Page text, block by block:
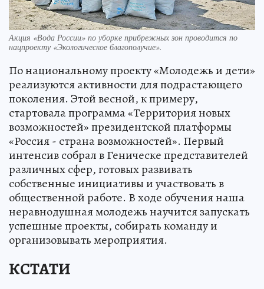
Акция «Вода России» по уборке прибрежных зон проводится по
нацпроекту «Экологическое благополучие».
По национальному проекту «Молодежь и дети»
реализуются активности для подрастающего
поколения. Этой весной, к примеру,
стартовала программа «Территория новых
возможностей» президентской платформы
«Россия - страна возможностей». Первый
интенсив собрал в Геническе представителей
различных сфер, готовых развивать
собственные инициативы и участвовать в
общественной работе. В ходе обучения наша
неравнодушная молодежь научится запускать
успешные проекты, собирать команду и
организовывать мероприятия.
КСТАТИ